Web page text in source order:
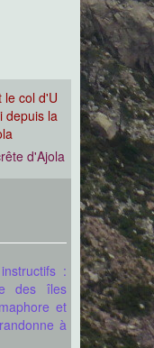
d'Ajola
:
des îles
et
à